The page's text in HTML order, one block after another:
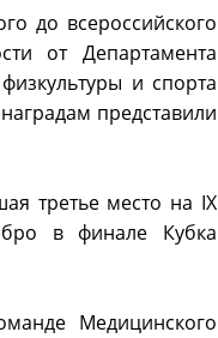
до всероссийского
от Департамента
и спорта
представили
третье место на IX
в финале Кубка
Медицинского